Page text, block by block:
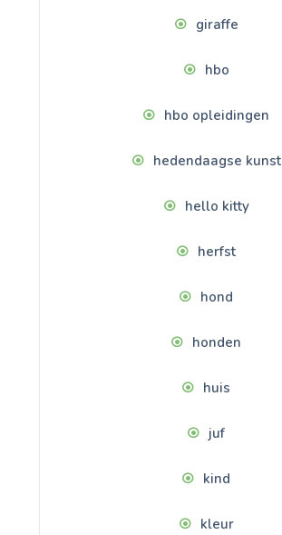
giraffe
hbo
hbo opleidingen
hedendaagse kunst
hello kitty
herfst
hond
honden
huis
juf
kind
kleur